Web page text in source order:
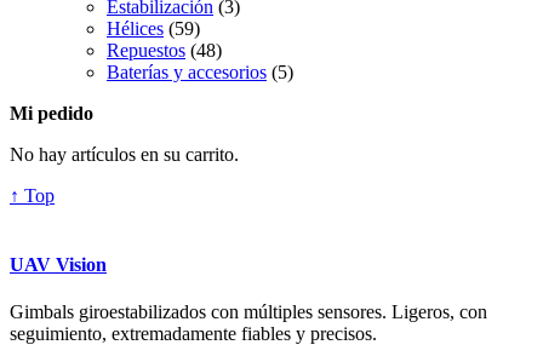
Estabilización (3)
Hélices (59)
Repuestos (48)
Baterías y accesorios (5)
Mi pedido
No hay artículos en su carrito.
↑ Top
UAV Vision
Gimbals giroestabilizados con múltiples sensores. Ligeros, con
seguimiento, extremadamente fiables y precisos.